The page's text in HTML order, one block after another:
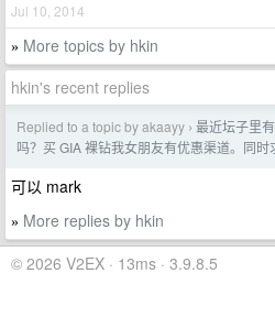
Jul 10, 2014
» More topics by hkin
hkin's recent replies
Replied to a topic by akaayy › 最近坛子里
吗？买 GIA 裸钻我女朋友有优惠渠道。同时
可以 mark
» More replies by hkin
© 2026 V2EX · 13ms · 3.9.8.5